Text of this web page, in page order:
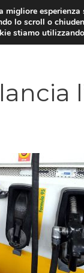
esperienza
lo scroll o
stiamo